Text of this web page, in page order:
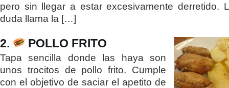
pero sin llegar a estar excesivamente derretido.
duda llama la […]
2. POLLO FRITO
Tapa sencilla donde las haya son
unos trocitos de pollo frito. Cumple
con el objetivo de saciar el apetito de